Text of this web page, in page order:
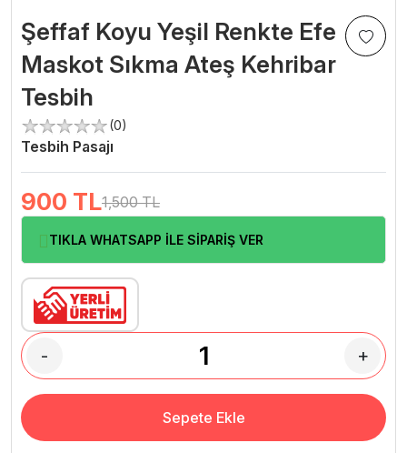
Şeffaf Koyu Yeşil Renkte Efe
Maskot Sıkma Ateş Kehribar
Tesbih
(0)
Tesbih Pasajı
900 TL1,500 TL
TIKLA WHATSAPP İLE SİPARİŞ VER
- +
Sepete Ekle